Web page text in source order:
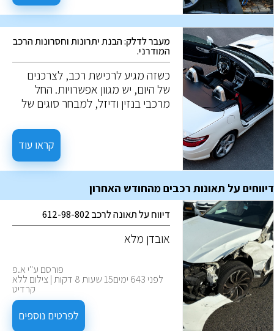
רגילים? ולמה הם כל כך מבוקשים? על
השאלות האלו, נענה במאמר הבא.
מעבר לדלק: הבנת יתרונות וחסרונות הרכב
המודרני.
כשזה מגיע לרכישת רכב, לצרכנים
של היום, יש מגוון אפשרויות. החל
מרכבי בנזין ודיזל, למבחר סוגים של
אפשרות יש צירוף ייחודי של יתרונות
וחסכונות. הבנה של אלו, תעזור לבצע
את ההחלטה המיטבית לצרכים
שלכם.
קראו עוד
דיווחים על תאונות רכבים מהחודש האחרון
דיווח על תאונה לרכב 612-98-802
אובדן מלא
פורסם ע''י א.פ
לפני 643 ימים15 שעות 8 דקות | צילום ללא
קרדיט
לפרטים נוספים